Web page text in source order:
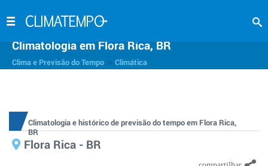
Climatologia em Flora Rica, BR
Clima e Previsão do Tempo Climática
Climatologia e histórico de previsão do tempo em Flora Rica,
BR
Flora Rica - BR